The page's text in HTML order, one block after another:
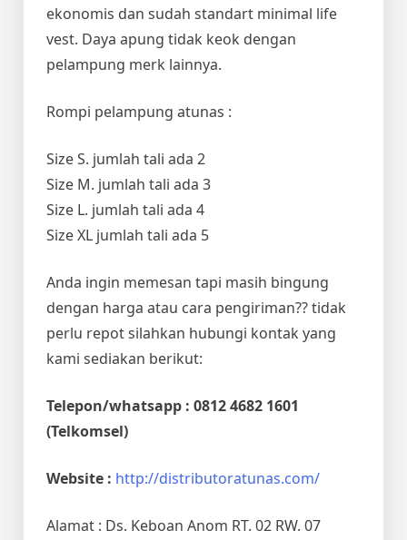
ekonomis dan sudah standart minimal life
vest. Daya apung tidak keok dengan
pelampung merk lainnya.
Rompi pelampung atunas :
Size S. jumlah tali ada 2
Size M. jumlah tali ada 3
Size L. jumlah tali ada 4
Size XL jumlah tali ada 5
Anda ingin memesan tapi masih bingung
dengan harga atau cara pengiriman?? tidak
perlu repot silahkan hubungi kontak yang
kami sediakan berikut:
Telepon/whatsapp : 0812 4682 1601
(Telkomsel)
Website : http://distributoratunas.com/
Alamat : Ds. Keboan Anom RT. 02 RW. 07